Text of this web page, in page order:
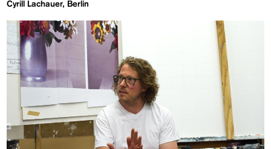
Cyrill Lachauer, Berlin